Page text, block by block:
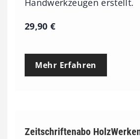
Handwerkzeugen erstellt.
29,90€
Mehr Erfahren
Zeitschriftenabo